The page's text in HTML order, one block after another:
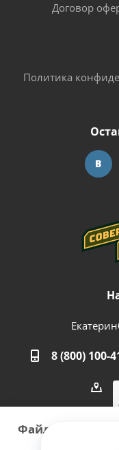
Договор
Политика
8 (800) 100-
Файлы cookie